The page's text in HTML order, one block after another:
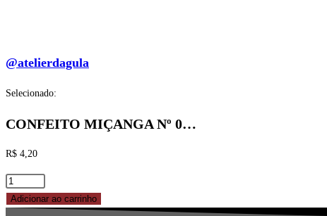
@atelierdagula
Selecionado:
CONFEITO MIÇANGA Nº 0…
R$ 4,20
CONFEITO
MIÇANGA
Adicionar ao carrinho